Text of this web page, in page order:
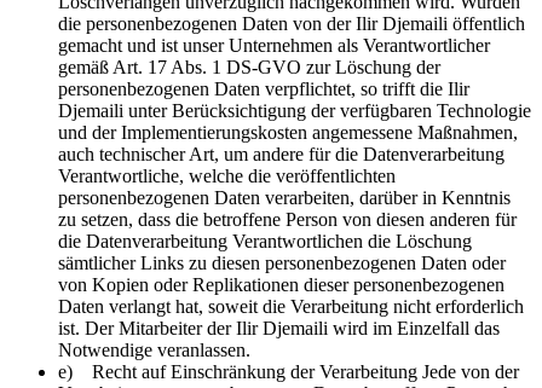
die personenbezogenen Daten von der Ilir Djemaili öffentlich
gemacht und ist unser Unternehmen als Verantwortlicher
gemäß Art. 17 Abs. 1 DS-GVO zur Löschung der
personenbezogenen Daten verpflichtet, so trifft die Ilir
Djemaili unter Berücksichtigung der verfügbaren Technologie
und der Implementierungskosten angemessene Maßnahmen,
auch technischer Art, um andere für die Datenverarbeitung
Verantwortliche, welche die veröffentlichten
personenbezogenen Daten verarbeiten, darüber in Kenntnis
zu setzen, dass die betroffene Person von diesen anderen für
die Datenverarbeitung Verantwortlichen die Löschung
sämtlicher Links zu diesen personenbezogenen Daten oder
von Kopien oder Replikationen dieser personenbezogenen
Daten verlangt hat, soweit die Verarbeitung nicht erforderlich
ist. Der Mitarbeiter der Ilir Djemaili wird im Einzelfall das
Notwendige veranlassen.
e) Recht auf Einschränkung der Verarbeitung Jede von der